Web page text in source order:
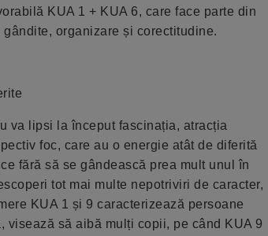
KUA 1 + KUA 6, care face parte din
organizare și corectitudine.
va lipsi la început fascinația, atracția
foc, care au o energie atât de diferită
fără să se gândească prea mult unul în
tot mai multe nepotriviri de caracter,
KUA 1 și 9 caracterizează persoane
să aibă mulți copii, pe când KUA 9